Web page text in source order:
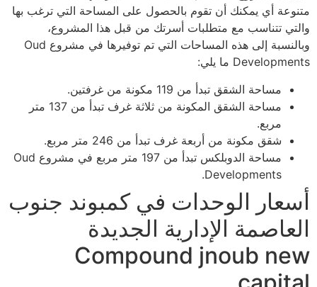
متنوعة أي يمكنك أن تقوم بالحصول على المساحة التي ترغب بها
والتي تتناسب مع متطلبات أسرتك من قبل هذا المشروع،
وبالنسبة إلى هذه المساحات التي تم توفيرها في مشروع Oud
Developments ما يلي:
مساحة الشقق تبدأ من 119 مكونة من غرفتين.
مساحة الشقق المكونة من ثلاثة غرف تبدأ من 137 متر
مربع.
شقق مكونة من أربعة غرف تبدأ من 246 متر مربع.
مساحة الدوبلكس تبدأ من 197 متر مربع في مشروع Oud
Developments.
أسعار الوحدات في كمبوند جنوب
العاصمة الإدارية الجديدة
Compound jnoub new